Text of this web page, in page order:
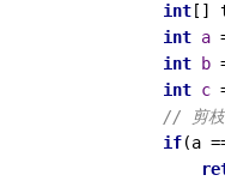
int []
int a
int
b
int c
// 剪枝
if(a